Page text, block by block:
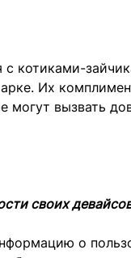
с котиками-
Их
могут вызвать
своих
о